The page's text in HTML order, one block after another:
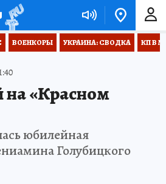
ВОЕНКОРЫ УКРАИНА: СВОДКА КП В
«Красном
юбилейная
Голубицкого